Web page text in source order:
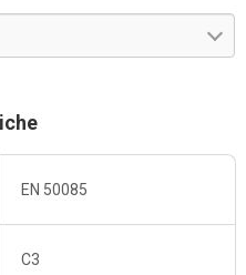
EN 50085
C3